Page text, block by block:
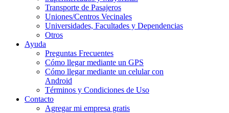
Transporte de Pasajeros
Uniones/Centros Vecinales
Universidades, Facultades y Dependencias
Otros
Ayuda
Preguntas Frecuentes
Cómo llegar mediante un GPS
Cómo llegar mediante un celular con
Android
Términos y Condiciones de Uso
Contacto
Agregar mi empresa gratis